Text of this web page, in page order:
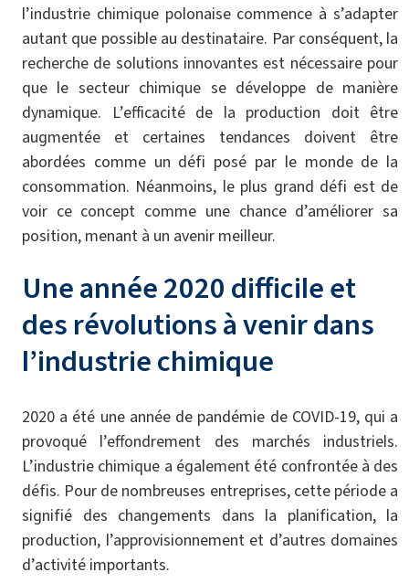
l’industrie chimique polonaise commence à s’adapter
autant que possible au destinataire. Par conséquent, la
recherche de solutions innovantes est nécessaire pour
que le secteur chimique se développe de manière
dynamique. L’efficacité de la production doit être
augmentée et certaines tendances doivent être
abordées comme un défi posé par le monde de la
consommation. Néanmoins, le plus grand défi est de
voir ce concept comme une chance d’améliorer sa
position, menant à un avenir meilleur.
Une année 2020 difficile et
des révolutions à venir dans
l’industrie chimique
2020 a été une année de pandémie de COVID-19, qui a
provoqué l’effondrement des marchés industriels.
L’industrie chimique a également été confrontée à des
défis. Pour de nombreuses entreprises, cette période a
signifié des changements dans la planification, la
production, l’approvisionnement et d’autres domaines
d’activité importants.